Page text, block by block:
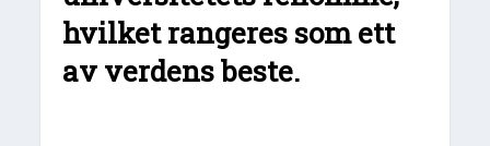
hvilket rangeres som ett
av verdens beste.